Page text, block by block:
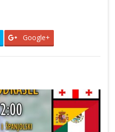
Google+